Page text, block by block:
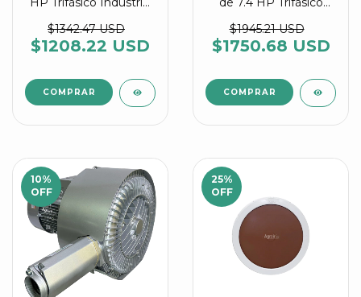
2RB 520 7WW56
$1342.47 USD
$1208.22 USD
$1945.21 USD
$1750.68 USD
10%
OFF
25%
OFF